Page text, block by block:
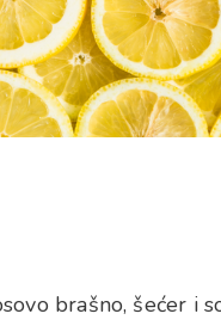
brašno, šećer i